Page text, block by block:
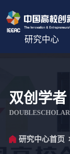
研究中心
双创学者
DOUBLESCHOLAR
研究中心首页